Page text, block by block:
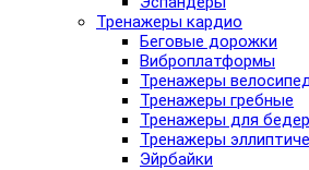
Тренажеры кардио
Беговые дорожки
Виброплатформы
Тренажеры
Тренажеры гребные
Тренажеры для
Тренажеры
Эйрбайки